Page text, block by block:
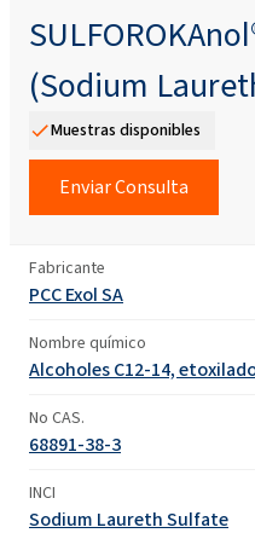
(Sodium
Muestras disponibles
Enviar Consulta
Fabricante
PCC Exol SA
Nombre químico
Alcoholes C12-14,
No CAS.
68891-38-3
INCI
Sodium Laureth Sulfate